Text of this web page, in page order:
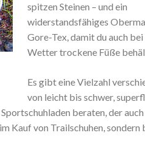
spitzen Steinen – und ein
widerstandsfähiges
Gore-Tex, damit du auch
Wetter trockene Füße
Es gibt eine Vielzahl
von leicht bis schwer,
beraten, der
Kauf von Trailschuhen, sondern